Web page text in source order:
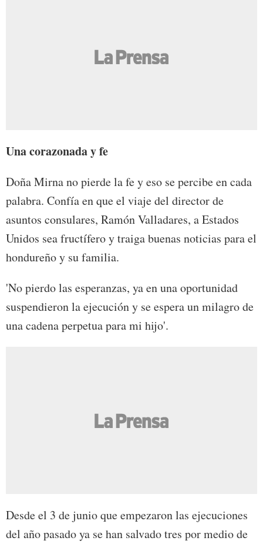
Una corazonada y fe
Doña Mirna no pierde la fe y eso se percibe en cada
palabra. Confía en que el viaje del director de
asuntos consulares, Ramón Valladares, a Estados
Unidos sea fructífero y traiga buenas noticias para el
hondureño y su familia.
'No pierdo las esperanzas, ya en una oportunidad
suspendieron la ejecución y se espera un milagro de
una cadena perpetua para mi hijo'.
Desde el 3 de junio que empezaron las ejecuciones
del año pasado ya se han salvado tres por medio de